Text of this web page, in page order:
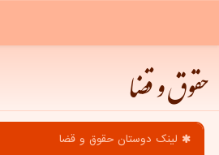
حقوق و قضا
لینک دوستان حقوق و قضا